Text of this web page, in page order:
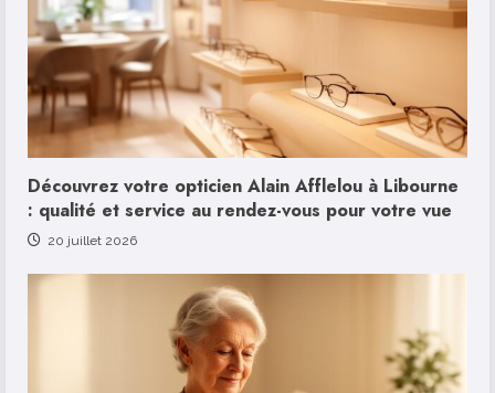
Découvrez votre opticien Alain Afflelou à Libourne
: qualité et service au rendez-vous pour votre vue
20 juillet 2026